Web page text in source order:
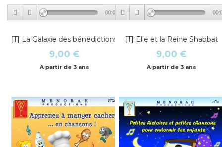
00:00
[T] La Galaxie des bénédictions
9,00 €
A partir de 3 ans
[T] Elie et la Reine Shabbat
9,00 €
A partir de 3 ans